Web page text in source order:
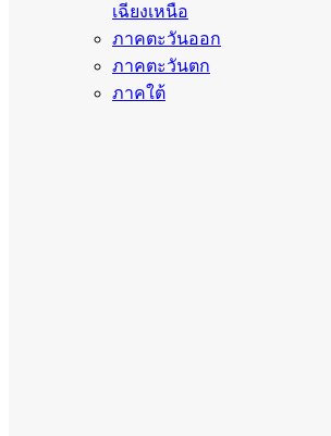
เฉียงเหนือ
ภาคตะวันออก
ภาคตะวันตก
ภาคใต้